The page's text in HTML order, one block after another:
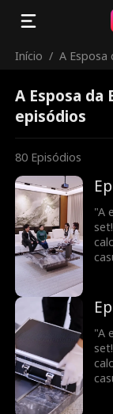
Início / A Esposa
A Esposa da
episódios
80 Episódios
"A
"A